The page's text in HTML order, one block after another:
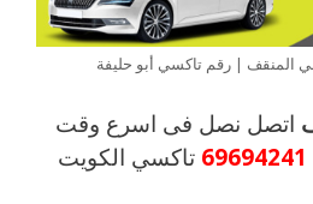
المنقف | رقم تاكسي أبو حليفة
اتصل نصل فى اسرع وقت
69694241 تاكسي الكويت